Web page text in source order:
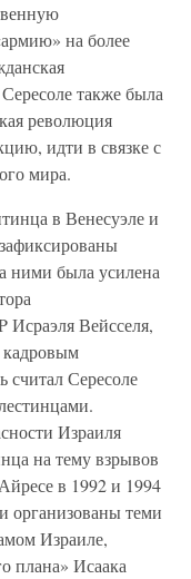
на более
также была
революция
идти в связке с
мира.
в Венесуэле и
ними была усилена
Исраэля Вейсселя,
Сересоле
Израиля
на тему взрывов
в 1992 и 1994
организованы теми
Израиле,
плана» Исаака